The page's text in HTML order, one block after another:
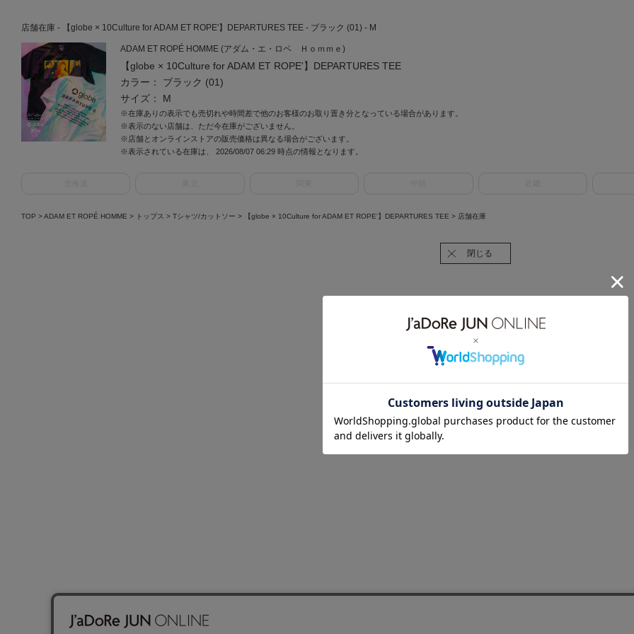
店舗在庫 - 【globe × 10Culture for ADAM ET ROPE'】DEPARTURES TEE - ブラック (01) - M
ADAM ET ROPÉ HOMME (アダム・エ・ロペ Ｈｏｍｍｅ)
【globe × 10Culture for ADAM ET ROPE'】DEPARTURES TEE
カラー： ブラック (01)
サイズ： M
※在庫ありの表示でも売切れや時間差で他のお客様のお取り置き分となっている場合があります。
※表示のない店舗は、ただ今在庫がございません。
※店舗とオンラインストアの販売価格は異なる場合がございます。
※表示されている在庫は、 2026/08/07 06:29 時点の情報となります。
TOP >ADAM ET ROPÉ HOMME > トップス > Tシャツ/カットソー > 【globe × 10Culture for ADAM ET ROPE'】DEPARTURES TEE > 店舗在庫
閉じる